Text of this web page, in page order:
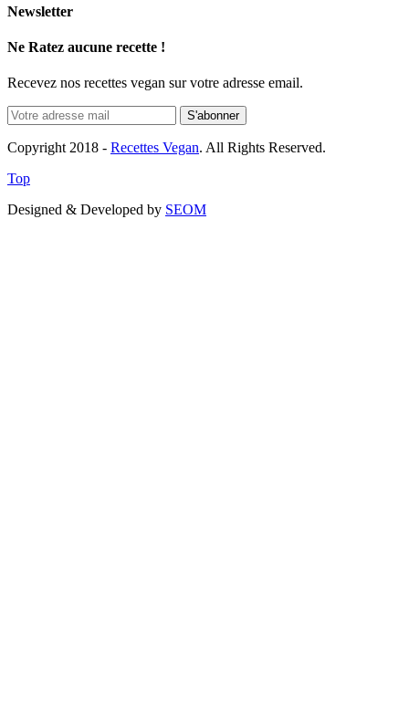
Newsletter
Ne Ratez aucune recette !
Recevez nos recettes vegan sur votre adresse email.
Copyright 2018 - Recettes Vegan. All Rights Reserved.
Top
Designed & Developed by SEOM